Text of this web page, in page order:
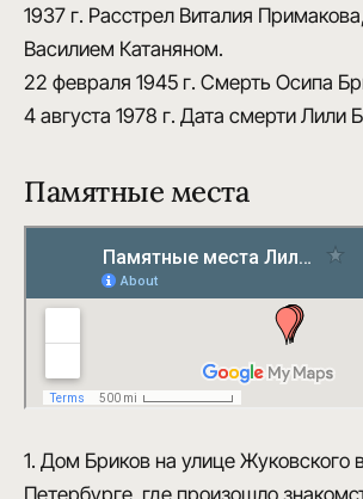
1937 г. Расстрел Виталия
Василием Катаняном.
22 февраля 1945 г. Смерть Осипа
4 августа 1978 г. Дата смерти Лили
Памятные места
1. Дом Бриков на улице Жуковского
Петербурге, где произошло